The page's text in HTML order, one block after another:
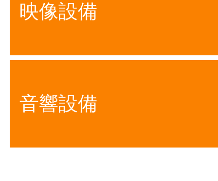
映像設備
音響設備